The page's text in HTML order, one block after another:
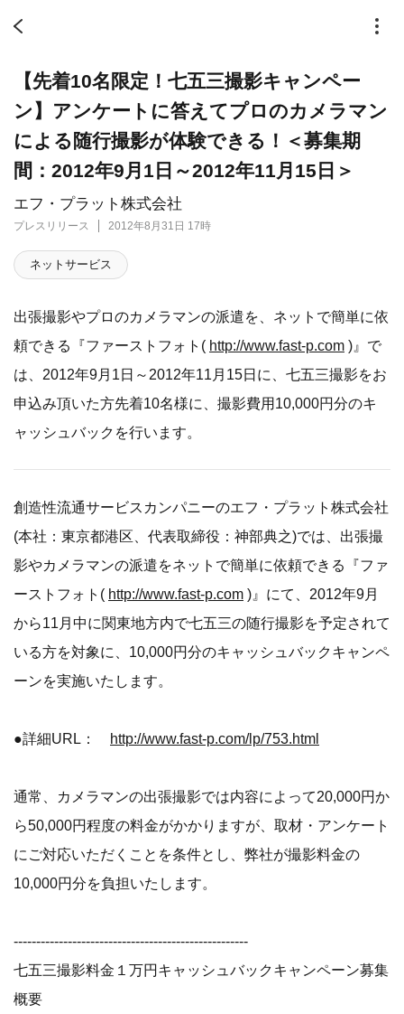
エフ・プラット株式会社
プレスリリース 2012年8月31日 17時
【先着10名限定！七五三撮影キャンペー
ン】アンケートに答えてプロのカメラマン
による随行撮影が体験できる！＜募集期
間：2012年9月1日～2012年11月15日＞
ネットサービス
出張撮影やプロのカメラマンの派遣を、ネットで簡単に依
頼できる『ファーストフォト( http://www.fast-p.com )』で
は、2012年9月1日～2012年11月15日に、七五三撮影をお
申込み頂いた方先着10名様に、撮影費用10,000円分のキ
ャッシュバックを行います。
創造性流通サービスカンパニーのエフ・プラット株式会社
(本社：東京都港区、代表取締役：神部典之)では、出張撮
影やカメラマンの派遣をネットで簡単に依頼できる『ファ
ーストフォト( http://www.fast-p.com )』にて、2012年9月
から11月中に関東地方内で七五三の随行撮影を予定されて
いる方を対象に、10,000円分のキャッシュバックキャンペ
ーンを実施いたします。
●詳細URL： http://www.fast-p.com/lp/753.html
通常、カメラマンの出張撮影では内容によって20,000円か
ら50,000円程度の料金がかかりますが、取材・アンケート
にご対応いただくことを条件とし、弊社が撮影料金の
10,000円分を負担いたします。
----------------------------------------------------
七五三撮影料金１万円キャッシュバックキャンペーン募集
概要